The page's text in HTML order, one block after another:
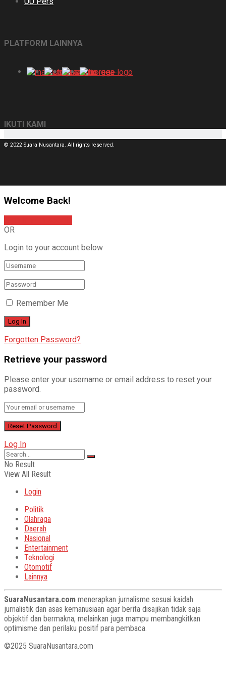
PLATFORM LAINNYA
IKUTI KAMI
© 2022 Suara Nusantara. All rights reserved.
Welcome Back!
OR
Login to your account below
Remember Me
Forgotten Password?
Retrieve your password
Please enter your username or email address to reset your
password.
Log In
No Result
View All Result
Login
Politik
Olahraga
Daerah
Nasional
Entertainment
Teknologi
Otomotif
Lainnya
SuaraNusantara.com menerapkan jurnalisme sesuai kaidah
jurnalistik dan asas kemanusiaan agar berita disajikan tidak saja
objektif dan bermakna, melainkan juga mampu membangkitkan
optimisme dan perilaku positif para pembaca.
©2025 SuaraNusantara.com